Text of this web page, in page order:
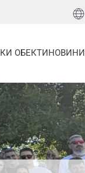
ОБЕКТИНОВИНИ